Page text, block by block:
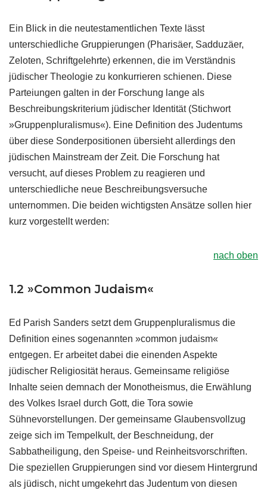
Ein Blick in die neutestamentlichen Texte lässt
unterschiedliche Gruppierungen (Pharisäer, Sadduzäer,
Zeloten, Schriftgelehrte) erkennen, die im Verständnis
jüdischer Theologie zu konkurrieren schienen. Diese
Parteiungen galten in der Forschung lange als
Beschreibungskriterium jüdischer Identität (Stichwort
»Gruppenpluralismus«). Eine Definition des Judentums
über diese Sonderpositionen übersieht allerdings den
jüdischen Mainstream der Zeit. Die Forschung hat
versucht, auf dieses Problem zu reagieren und
unterschiedliche neue Beschreibungsversuche
unternommen. Die beiden wichtigsten Ansätze sollen hier
kurz vorgestellt werden:
nach oben
1.2 »Common Judaism«
Ed Parish Sanders setzt dem Gruppenpluralismus die
Definition eines sogenannten »common judaism«
entgegen. Er arbeitet dabei die einenden Aspekte
jüdischer Religiosität heraus. Gemeinsame religiöse
Inhalte seien demnach der Monotheismus, die Erwählung
des Volkes Israel durch Gott, die Tora sowie
Sühnevorstellungen. Der gemeinsame Glaubensvollzug
zeige sich im Tempelkult, der Beschneidung, der
Sabbatheiligung, den Speise- und Reinheitsvorschriften.
Die speziellen Gruppierungen sind vor diesem Hintergrund
als jüdisch, nicht umgekehrt das Judentum von diesen